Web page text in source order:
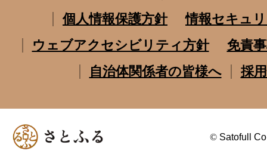
個人情報保護方針
情報セキュ
ウェブアクセシビリティ方針
免責
自治体関係者の皆様へ
採
© Satofull